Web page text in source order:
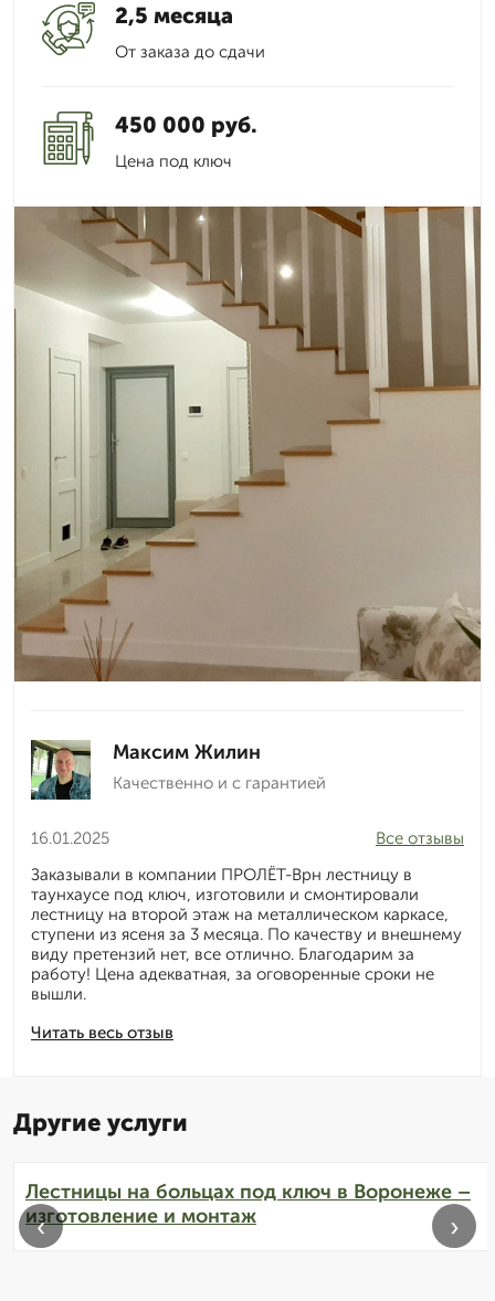
2,5 месяца
От заказа до сдачи
450 000 руб.
Цена под ключ
Максим Жилин
Качественно и с гарантией
16.01.2025
Читать весь отзыв
Все отзывы
Заказывали в компании ПРОЛЁТ-Врн лестницу в
таунхаусе под ключ, изготовили и смонтировали
лестницу на второй этаж на металлическом каркасе,
ступени из ясеня за 3 месяца. По качеству и внешнему
виду претензий нет, все отлично. Благодарим за
работу! Цена адекватная, за оговоренные сроки не
вышли.
Другие услуги
Лестницы на больцах под ключ в Воронеже –
изготовление и монтаж
‹ ›